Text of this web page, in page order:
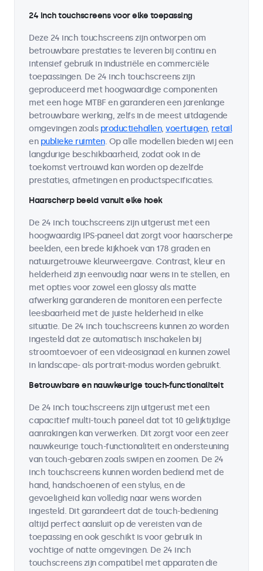
24 inch touchscreens voor elke toepassing
Deze 24 inch touchscreens zijn ontworpen om
betrouwbare prestaties te leveren bij continu en
intensief gebruik in industriële en commerciële
toepassingen. De 24 inch touchscreens zijn
geproduceerd met hoogwaardige componenten
met een hoge MTBF en garanderen een jarenlange
betrouwbare werking, zelfs in de meest uitdagende
omgevingen zoals productiehallen, voertuigen, retail
en publieke ruimten. Op alle modellen bieden wij een
langdurige beschikbaarheid, zodat ook in de
toekomst vertrouwd kan worden op dezelfde
prestaties, afmetingen en productspecificaties.
Haarscherp beeld vanuit elke hoek
De 24 inch touchscreens zijn uitgerust met een
hoogwaardig IPS-paneel dat zorgt voor haarscherpe
beelden, een brede kijkhoek van 178 graden en
natuurgetrouwe kleurweergave. Contrast, kleur en
helderheid zijn eenvoudig naar wens in te stellen, en
met opties voor zowel een glossy als matte
afwerking garanderen de monitoren een perfecte
leesbaarheid met de juiste helderheid in elke
situatie. De 24 inch touchscreens kunnen zo worden
ingesteld dat ze automatisch inschakelen bij
stroomtoevoer of een videosignaal en kunnen zowel
in landscape- als portrait-modus worden gebruikt.
Betrouwbare en nauwkeurige touch-functionaliteit
De 24 inch touchscreens zijn uitgerust met een
capacitief multi-touch paneel dat tot 10 gelijktijdige
aanrakingen kan verwerken. Dit zorgt voor een zeer
nauwkeurige touch-functionaliteit en ondersteuning
van touch-gebaren zoals swipen en zoomen. De 24
inch touchscreens kunnen worden bediend met de
hand, handschoenen of een stylus, en de
gevoeligheid kan volledig naar wens worden
ingesteld. Dit garandeert dat de touch-bediening
altijd perfect aansluit op de vereisten van de
toepassing en ook geschikt is voor gebruik in
vochtige of natte omgevingen. De 24 inch
touchscreens zijn compatibel met apparaten die